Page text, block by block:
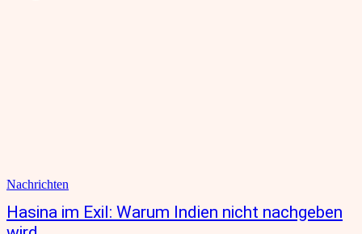
Nachrichten
Hasina im Exil: Warum Indien nicht nachgeben